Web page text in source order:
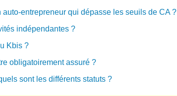
entrepreneur qui dépasse les seuils de CA ?
indépendantes ?
Kbis ?
obligatoirement assuré ?
sont les différents statuts ?